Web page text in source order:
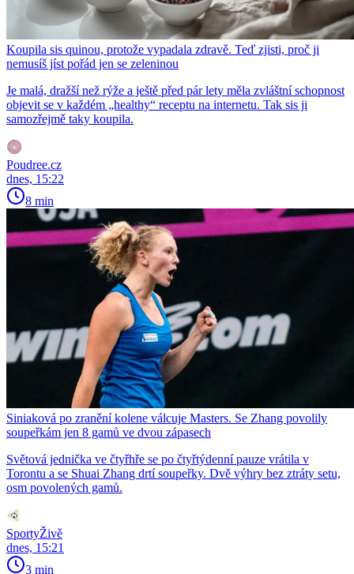
Koupila sis quinou, protože vypadala zdravě. Teď zjisti, proč ji
nemusíš jíst pořád jen se zeleninou
Je malá, dražší než rýže a ještě před pár lety měla zvláštní schopnost
objevit se v každém „healthy“ receptu na internetu. Tak sis ji
samozřejmě taky koupila.
Poudree.cz
dnes, 15:22
8 min
Siniaková po zranění kolene válcuje Masters. Se Zhang povolily
soupeřkám jen 8 gamů ve dvou zápasech
Světová jednička ve čtyřhře se po čtyřtýdenní pauze vrátila v
Torontu a se Shuai Zhang drtí soupeřky. Dvě výhry bez ztráty setu,
osm povolených gamů.
SportyŽivě
dnes, 15:21
3 min